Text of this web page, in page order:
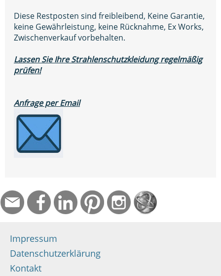
Diese Restposten sind freibleibend, Keine Garantie,
keine Gewährleistung, keine Rücknahme, Ex Works,
Zwischenverkauf vorbehalten.
Lassen Sie Ihre Strahlenschutzkleidung regelmäßig
prüfen!
Anfrage per Email
Impressum
Datenschutzerklärung
Kontakt